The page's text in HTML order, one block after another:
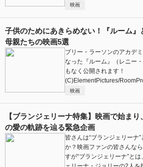
映画
子供のためにあきらめない！『ルーム
母親たちの映画5選
ブリー・ラーソンのアカデ
なった『ルーム』（レニー
もなく公開されます！
(C)ElementPictures/
映画
【ブランジェリーナ特集】映画で始ま
の愛の軌跡を辿る緊急企画
皆さんは“ブランジェリーナ
か？映画ファンの皆さんな
すが“ブランジェリーナ”と